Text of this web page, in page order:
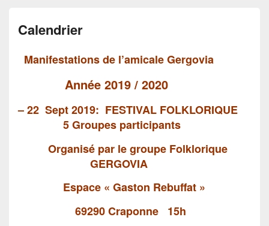
Calendrier
Manifestations de l’amicale Gergovia
Année 2019 / 2020
– 22 Sept 2019: FESTIVAL FOLKLORIQUE
5 Groupes participants
Organisé par le groupe Folklorique
GERGOVIA
Espace « Gaston Rebuffat »
69290 Craponne 15h